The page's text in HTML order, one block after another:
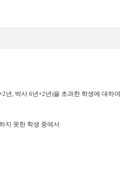
년, 박사 6년+2년)을 초과한 학생에 대하여
지 못한 학생 중에서